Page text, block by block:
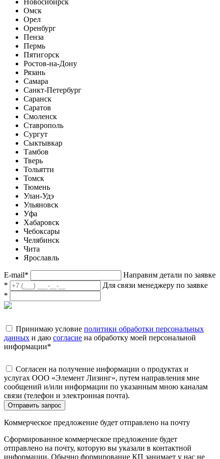
Омск
Орел
Оренбург
Пенза
Пермь
Пятигорск
Ростов-на-Дону
Рязань
Самара
Санкт-Петербург
Саранск
Саратов
Смоленск
Ставрополь
Сургут
Сыктывкар
Тамбов
Тверь
Тольятти
Томск
Тюмень
Улан-Удэ
Ульяновск
Уфа
Хабаровск
Чебоксары
Челябинск
Чита
Ярославль
E-mail*
Направим детали по заявке
*
Для связи менеджеру по заявке
*
Принимаю условие политики обработки персональных
данных и даю согласие на обработку моей персональной
информации*
Согласен на получение информации о продуктах и
услугах ООО «Элемент Лизинг», путем направления мне
сообщений и/или информации по указанным мною каналам
связи (телефон и электронная почта).
Отправить запрос
Коммерческое предложение будет отправлено на почту
Сформированное коммерческое предложение будет
отправлено на почту, которую вы указали в контактной
информации. Обычно формирование КП занимает у нас не